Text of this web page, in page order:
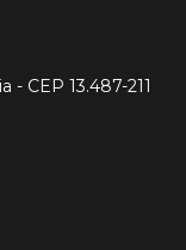
- CEP 13.487-211